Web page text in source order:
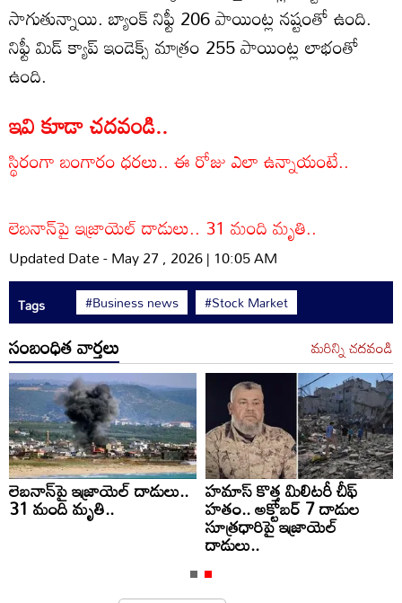
సాగుతున్నాయి. బ్యాంక్ నిఫ్టీ 206 పాయింట్ల నష్టంతో ఉంది.
నిఫ్టీ మిడ్ క్యాప్ ఇండెక్స్ మాత్రం 255 పాయింట్ల లాభంతో
ఉంది.
ఇవి కూడా చదవండి..
స్థిరంగా బంగారం ధరలు.. ఈ రోజు ఎలా ఉన్నాయంటే..
లెబనాన్‌పై ఇజ్రాయెల్ దాడులు.. 31 మంది మృతి..
Updated Date - May 27 , 2026 | 10:05 AM
Tags #Business news #Stock Market
సంబంధిత వార్తలు మరిన్ని చదవండి
లెబనాన్‌పై ఇజ్రాయెల్ దాడులు..
31 మంది మృతి..
హమాస్ కొత్త మిలిటరీ చీఫ్
హతం.. అక్టోబర్ 7 దాడుల
సూత్రధారిపై ఇజ్రాయెల్
దాడులు..